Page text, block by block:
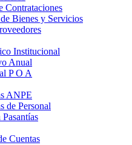
Contrataciones
Bienes y Servicios
Institucional
Anual
P O A
ANPE
de Personal
Cuentas